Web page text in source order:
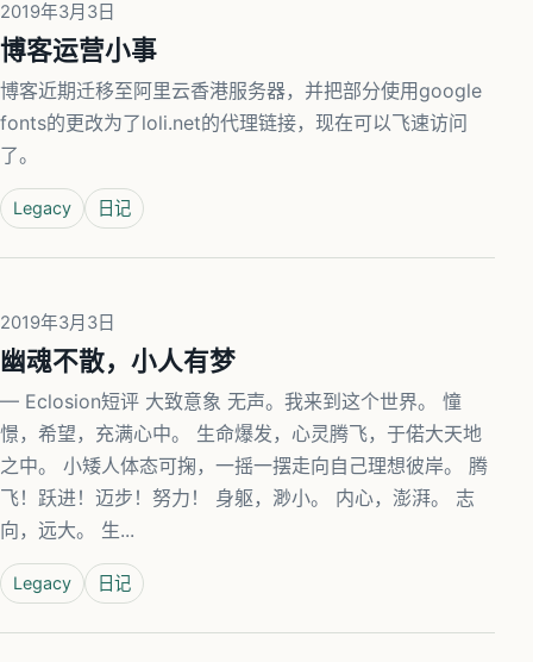
2019年3月3日
博客运营小事
博客近期迁移至阿里云香港服务器，并把部分使用google
fonts的更改为了loli.net的代理链接，现在可以飞速访问
了。
Legacy 日记
2019年3月3日
幽魂不散，小人有梦
— Eclosion短评 大致意象 无声。我来到这个世界。 憧
憬，希望，充满心中。 生命爆发，心灵腾飞，于偌大天地
之中。 小矮人体态可掬，一摇一摆走向自己理想彼岸。 腾
飞！跃进！迈步！努力！ 身躯，渺小。 内心，澎湃。 志
向，远大。 生...
Legacy 日记